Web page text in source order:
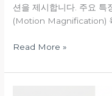
션을 제시합니다. 주요 특
(Motion Magnification)
Read More »